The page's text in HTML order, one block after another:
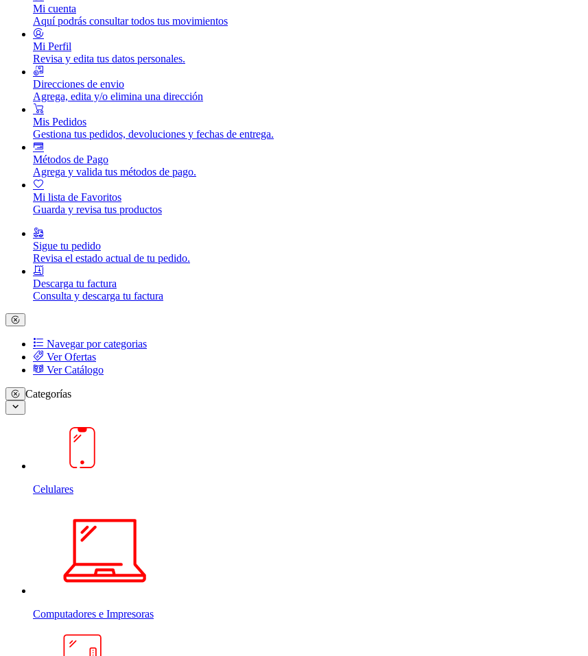
Mi cuenta
Aquí podrás consultar todos tus movimientos
Mi Perfil
Revisa y edita tus datos personales.
Direcciones de envio
Agrega, edita y/o elimina una dirección
Mis Pedidos
Gestiona tus pedidos, devoluciones y fechas de entrega.
Métodos de Pago
Agrega y valida tus métodos de pago.
Mi lista de Favoritos
Guarda y revisa tus productos
Sigue tu pedido
Revisa el estado actual de tu pedido.
Descarga tu factura
Consulta y descarga tu factura
Navegar por categorias
Ver Ofertas
Ver Catálogo
Categorías
Celulares
Computadores e Impresoras